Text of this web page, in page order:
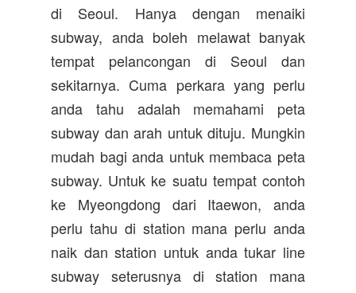
di Seoul. Hanya dengan menaiki
subway, anda boleh melawat banyak
tempat pelancongan di Seoul dan
sekitarnya. Cuma perkara yang perlu
anda tahu adalah memahami peta
subway dan arah untuk dituju. Mungkin
mudah bagi anda untuk membaca peta
subway. Untuk ke suatu tempat contoh
ke Myeongdong dari Itaewon, anda
perlu tahu di station mana perlu anda
naik dan station untuk anda tukar line
subway seterusnya di station mana